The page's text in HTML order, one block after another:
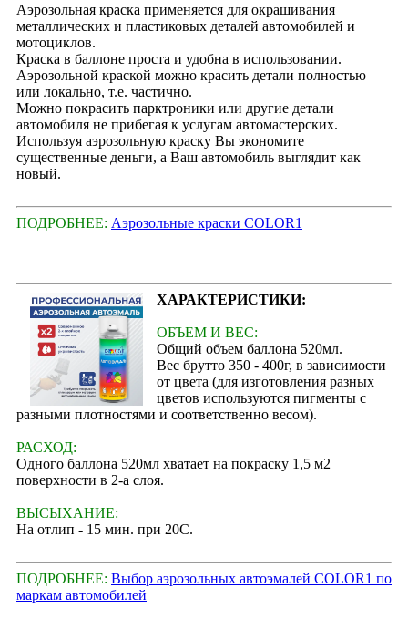
Аэрозольная краска применяется для окрашивания
металлических и пластиковых деталей автомобилей и
мотоциклов.
Краска в баллоне проста и удобна в использовании.
Аэрозольной краской можно красить детали полностью
или локально, т.е. частично.
Можно покрасить парктроники или другие детали
автомобиля не прибегая к услугам автомастерских.
Используя аэрозольную краску Вы экономите
существенные деньги, а Ваш автомобиль выглядит как
новый.
ПОДРОБНЕЕ: Аэрозольные краски COLOR1
ХАРАКТЕРИСТИКИ:
ОБЪЕМ И ВЕС:
Общий объем баллона 520мл.
Вес брутто 350 - 400г, в зависимости
от цвета (для изготовления разных
цветов используются пигменты с
разными плотностями и соответственно весом).
РАСХОД:
Одного баллона 520мл хватает на покраску 1,5 м2
поверхности в 2-а слоя.
ВЫСЫХАНИЕ:
На отлип - 15 мин. при 20С.
ПОДРОБНЕЕ: Выбор аэрозольных автоэмалей COLOR1 по
маркам автомобилей